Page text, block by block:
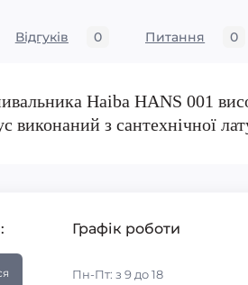
Відгуків 0 Питання 0
Haiba HANS 001
виконаний з сантехнічної
Графік роботи
Пн-Пт: з 9 до 18